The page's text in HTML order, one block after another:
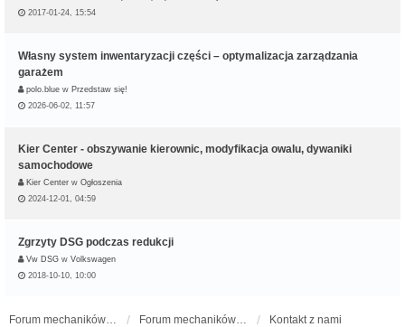
2017-01-24, 15:54
Własny system inwentaryzacji części – optymalizacja zarządzania
garażem
polo.blue w Przedstaw się!
2026-06-02, 11:57
Kier Center - obszywanie kierownic, modyfikacja owalu, dywaniki
samochodowe
Kier Center w Ogłoszenia
2024-12-01, 04:59
Zgrzyty DSG podczas redukcji
Vw DSG w Volkswagen
2018-10-10, 10:00
Kontakt z nami